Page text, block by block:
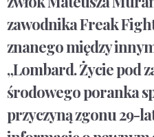
zawodnika Freak
znanego między
„Lombard. Życie pod
środowego poranka
przyczyną zgonu 29-